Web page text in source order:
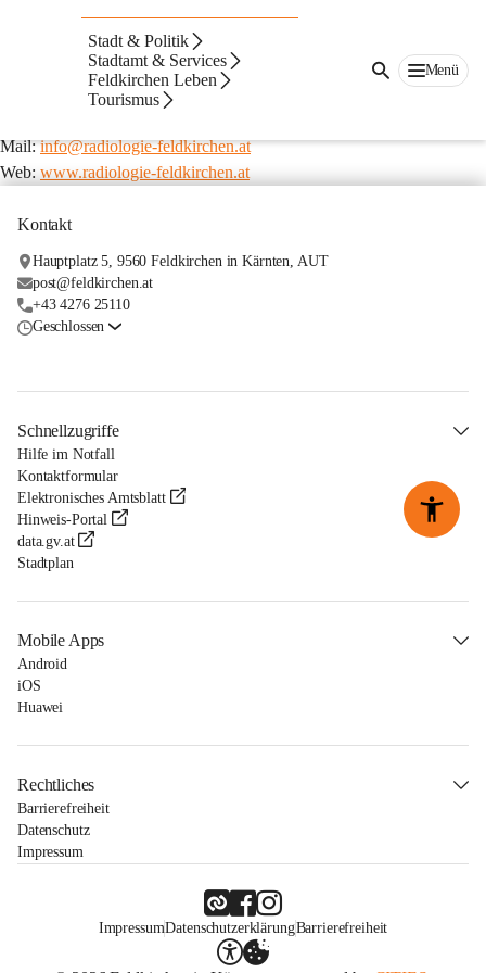
Stadt & Politik
Stadtamt & Services
Feldkirchen Leben
Tourismus
Menü
Dr. Barbara Oberdabernig
Dr.-A.-Lemisch-Straße 9
9560 Feldkirchen in Kärnten
Telefon: 04276 3144
Mail: info@radiologie-feldkirchen.at
Web: www.radiologie-feldkirchen.at
Kontakt
Hauptplatz 5, 9560 Feldkirchen in Kärnten, AUT
post@feldkirchen.at
+43 4276 25110
Geschlossen
Schnellzugriffe
Hilfe im Notfall
Kontaktformular
Elektronisches Amtsblatt
Hinweis-Portal
data.gv.at
Stadtplan
Mobile Apps
Android
iOS
Huawei
Rechtliches
Barrierefreiheit
Datenschutz
Impressum
ImpressumDatenschutzerklärungBarrierefreiheit